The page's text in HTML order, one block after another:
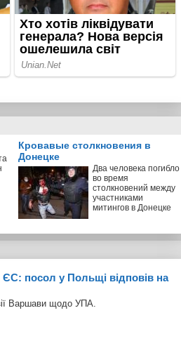
Кровавые столкновения в
Донецке
Два человека погибло
во время
столкновений между
участниками
митингов в Донецке
ЄС: посол у Польщі відповів на
Варшави щодо УПА.